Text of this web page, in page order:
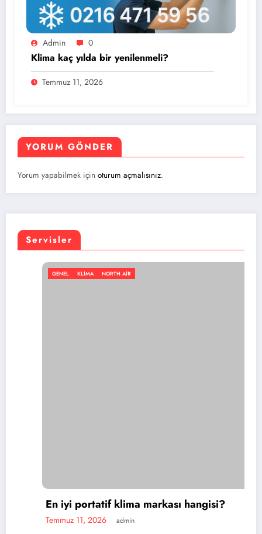
Admin 0
Klima kaç yılda bir yenilenmeli?
Temmuz 11, 2026
YORUM GÖNDER
Yorum yapabilmek için oturum açmalısınız.
Servisler
KLIMA NORTH AIR